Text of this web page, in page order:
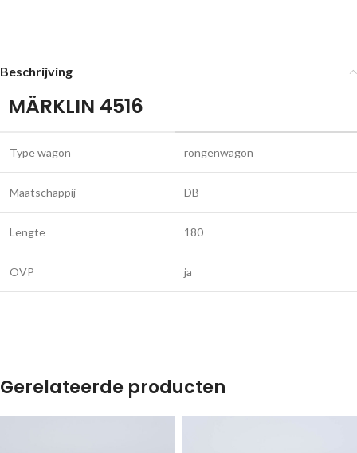
Beschrijving
MÄRKLIN 4516
Type wagon rongenwagon
Maatschappij DB
Lengte 180
OVP ja
Gerelateerde producten